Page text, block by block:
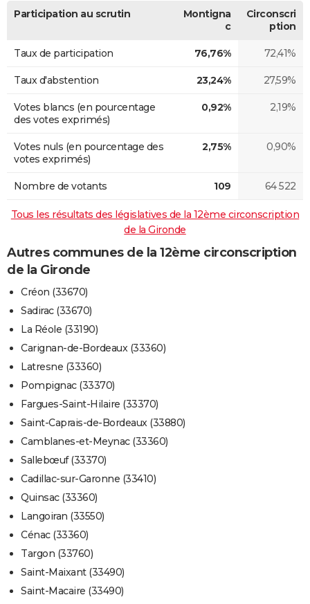
Participation au scrutin
Montigna
c
Circonscri
ption
Taux de participation 76,76% 72,41%
Taux d'abstention 23,24% 27,59%
Votes blancs (en pourcentage
des votes exprimés)
0,92% 2,19%
Votes nuls (en pourcentage des
votes exprimés)
2,75% 0,90%
Nombre de votants 109 64 522
Tous les résultats des législatives de la 12ème circonscription
de la Gironde
Autres communes de la 12ème circonscription
de la Gironde
Créon (33670)
Sadirac (33670)
La Réole (33190)
Carignan-de-Bordeaux (33360)
Latresne (33360)
Pompignac (33370)
Fargues-Saint-Hilaire (33370)
Saint-Caprais-de-Bordeaux (33880)
Camblanes-et-Meynac (33360)
Sallebœuf (33370)
Cadillac-sur-Garonne (33410)
Quinsac (33360)
Langoiran (33550)
Cénac (33360)
Targon (33760)
Saint-Maixant (33490)
Saint-Macaire (33490)